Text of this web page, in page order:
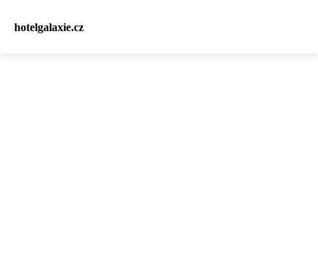
hotelgalaxie.cz